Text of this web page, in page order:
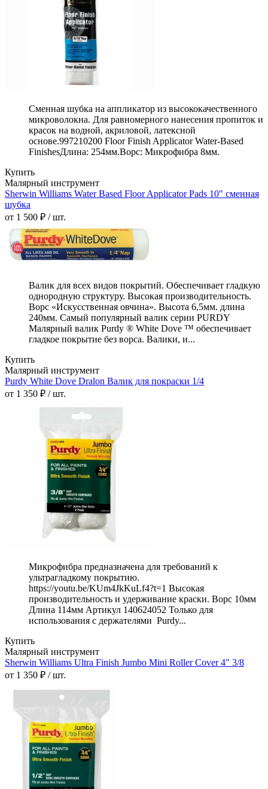
Сменная шубка на аппликатор из высококачественного
микроволокна. Для равномерного нанесения пропиток и
красок на водной, акриловой, латексной
основе.997210200 Floor Finish Applicator Water-Based
FinishesДлина: 254мм.Ворс: Микрофибра 8мм.
Купить
Малярный инструмент
Sherwin Williams Water Based Floor Applicator Pads 10" сменная
шубка
от 1 500 ₽ / шт.
Валик для всех видов покрытий. Обеспечивает гладкую
однородную структуру. Высокая производительность.
Ворс «Искусственная овчина». Высота 6,5мм. длина
240мм. Самый популярный валик серии PURDY
Малярный валик Purdy ® White Dove ™ обеспечивает
гладкое покрытие без ворса. Валики, и...
Купить
Малярный инструмент
Purdy White Dove Dralon Валик для покраски 1/4
от 1 350 ₽ / шт.
Микрофибра предназначена для требований к
ультрагладкому покрытию.
https://youtu.be/KUm4JkKuLf4?t=1 Высокая
производительность и удерживание краски. Ворс 10мм
Длина 114мм Артикул 140624052 Только для
использования с держателями Purdy...
Купить
Малярный инструмент
Sherwin Williams Ultra Finish Jumbo Mini Roller Cover 4" 3/8
от 1 350 ₽ / шт.